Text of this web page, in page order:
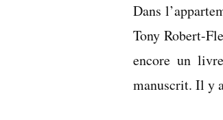
Dans
Tony Robert-
encore un
manuscrit. Il y